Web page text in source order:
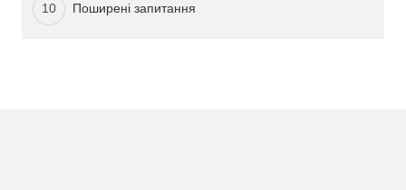
Поширені запитання